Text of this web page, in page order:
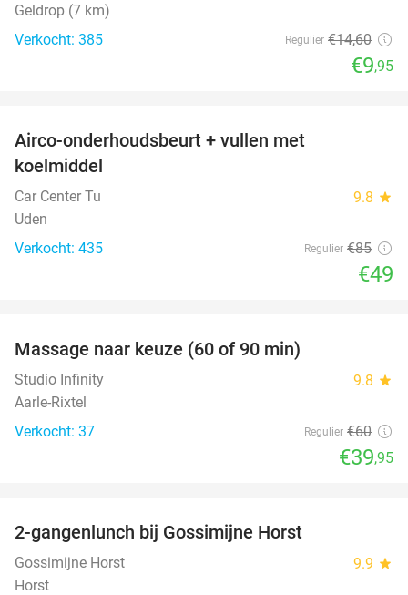
Geldrop (7 km)
Verkocht: 385
Regulier €14,60
€9,95
Airco-onderhoudsbeurt + vullen met
koelmiddel
Car Center Tu 9.8 star
Uden
Verkocht: 435
Regulier €85
€49
Massage naar keuze (60 of 90 min)
Studio Infinity 9.8 star
Aarle-Rixtel
Verkocht: 37
Regulier €60
€39,95
2-gangenlunch bij Gossimijne Horst
Gossimijne Horst 9.9 star
Horst